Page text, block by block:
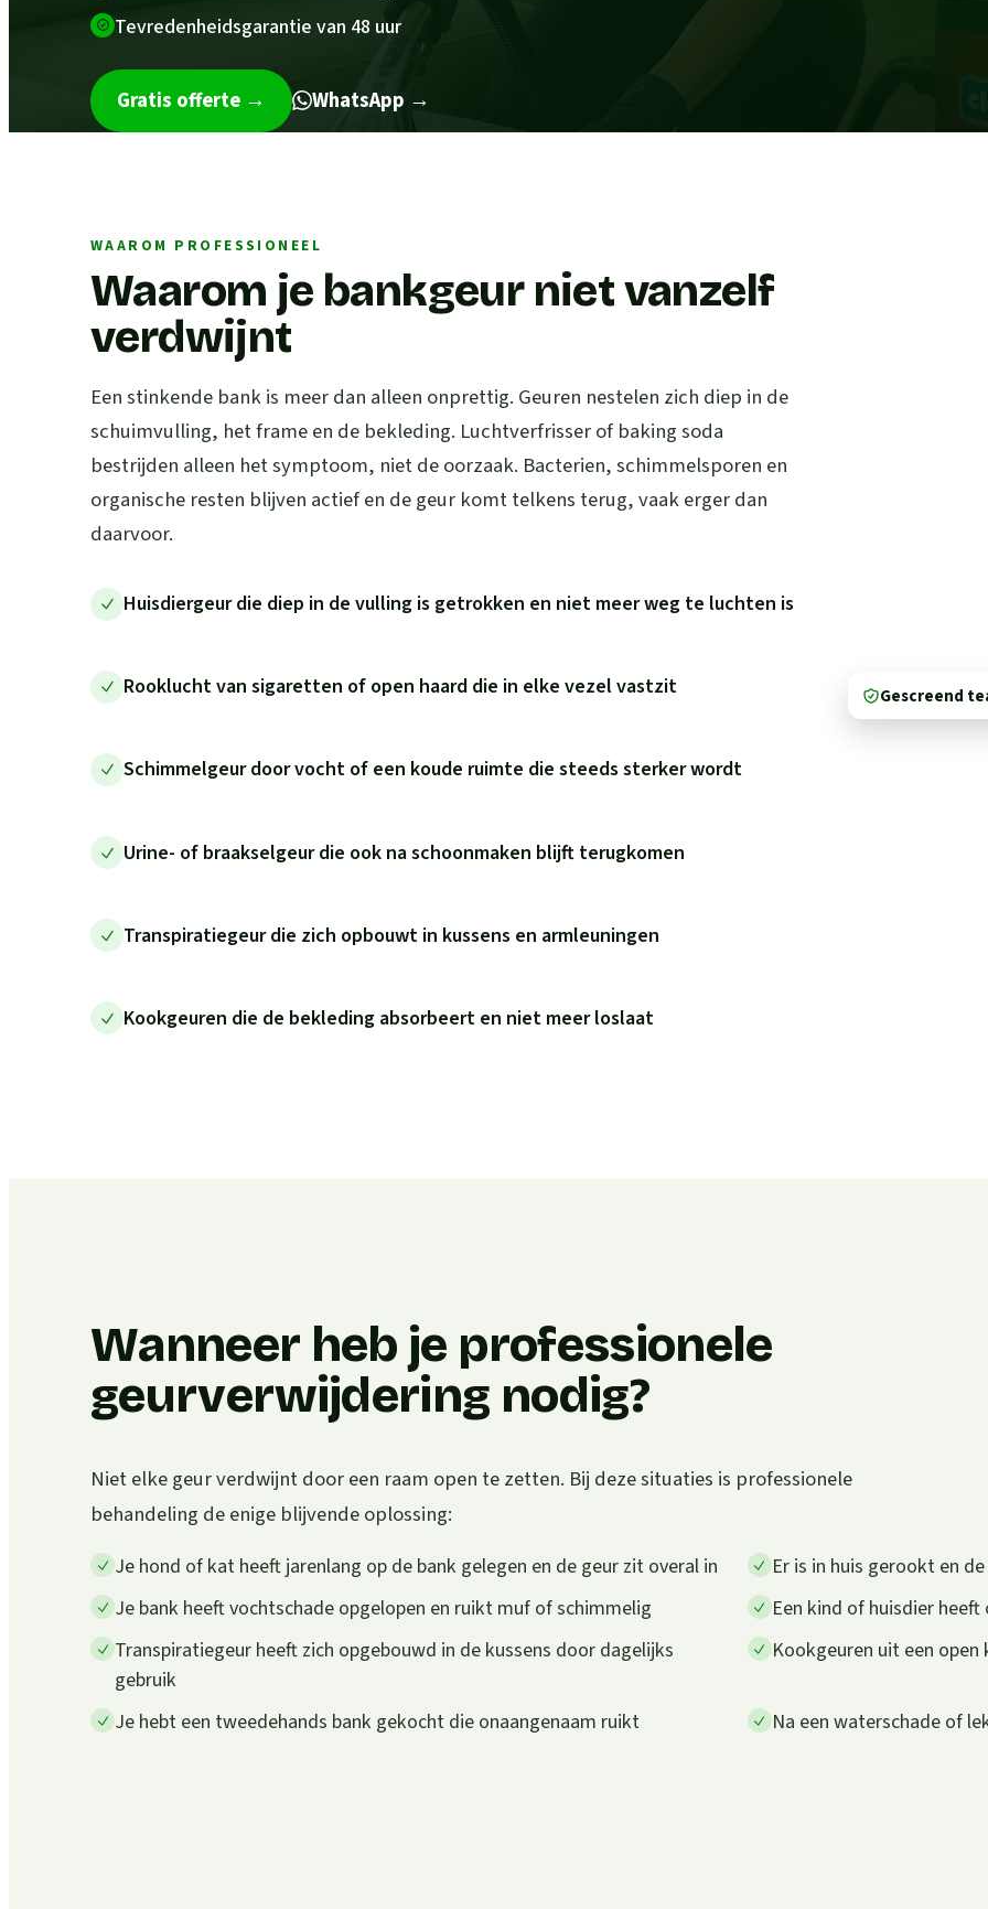
Tevredenheidsgarantie van 48 uur
Gratis offerte → WhatsApp →
WAAROM PROFESSIONEEL
Waarom je bankgeur niet vanzelf
verdwijnt
Een stinkende bank is meer dan alleen onprettig. Geuren nestelen zich diep in de
schuimvulling, het frame en de bekleding. Luchtverfrisser of baking soda
bestrijden alleen het symptoom, niet de oorzaak. Bacterien, schimmelsporen en
organische resten blijven actief en de geur komt telkens terug, vaak erger dan
daarvoor.
Huisdiergeur die diep in de vulling is getrokken en niet meer weg te luchten is
Rooklucht van sigaretten of open haard die in elke vezel vastzit
Schimmelgeur door vocht of een koude ruimte die steeds sterker wordt
Urine- of braakselgeur die ook na schoonmaken blijft terugkomen
Transpiratiegeur die zich opbouwt in kussens en armleuningen
Kookgeuren die de bekleding absorbeert en niet meer loslaat
Gescreend
Wanneer heb je professionele
geurverwijdering nodig?
Niet elke geur verdwijnt door een raam open te zetten. Bij deze situaties is professionele
behandeling de enige blijvende oplossing:
Je hond of kat heeft jarenlang op de bank gelegen en de geur zit overal in
Er is in huis gerookt en
Je bank heeft vochtschade opgelopen en ruikt muf of schimmelig
Een kind of huisdier
Transpiratiegeur heeft zich opgebouwd in de kussens door dagelijks
gebruik
Kookgeuren uit een open
Je hebt een tweedehands bank gekocht die onaangenaam ruikt Na een waterschade of